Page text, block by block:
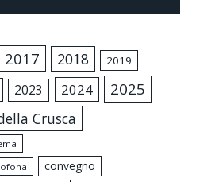
2017 2018 2019
2023 2024 2025
Crusca
convegno